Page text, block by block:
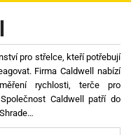
pro střelce, kteří potřebují
Firma Caldwell nabízí
rychlosti, terče pro
Caldwell patří do